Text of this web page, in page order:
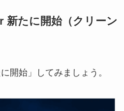
新たに開始（クリーン
開始」してみましょう。